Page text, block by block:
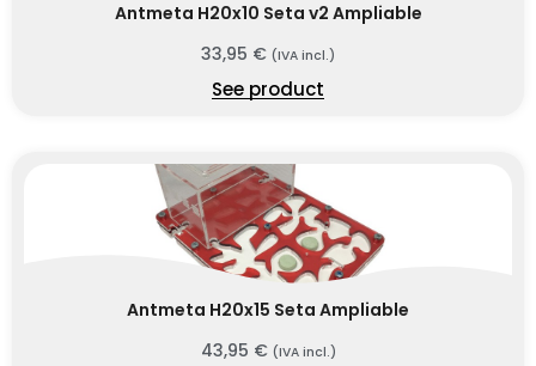
Antmeta H20x10 Seta v2 Ampliable
33,95 € (IVA incl.)
See product
Antmeta H20x15 Seta Ampliable
43,95 € (IVA incl.)